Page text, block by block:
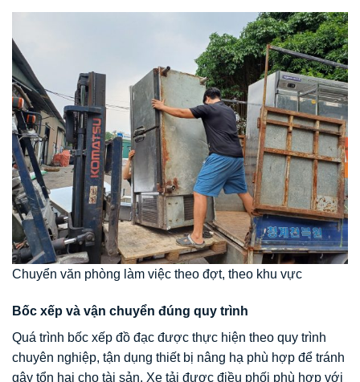
Chuyển văn phòng làm việc theo đợt, theo khu vực
Bốc xếp và vận chuyển đúng quy trình
Quá trình bốc xếp đồ đạc được thực hiện theo quy trình
chuyên nghiệp, tận dụng thiết bị nâng hạ phù hợp để tránh
gây tổn hại cho tài sản. Xe tải được điều phối phù hợp với